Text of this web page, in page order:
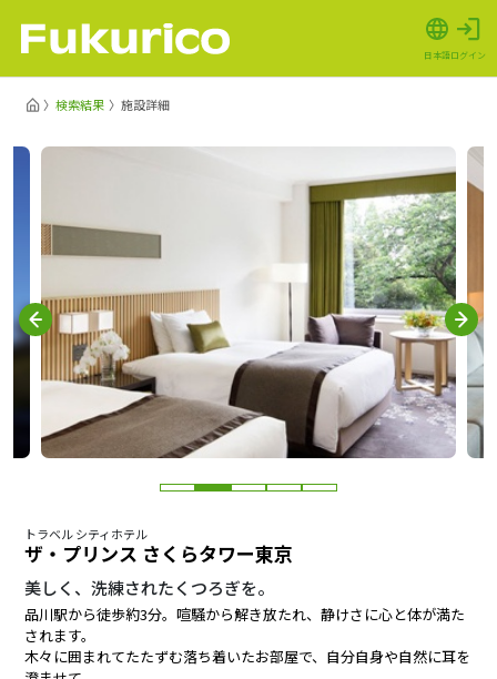
日本語ログイン
検索結果 施設詳細
トラベル シティホテル
ザ・プリンス さくらタワー東京
美しく、洗練されたくつろぎを。
品川駅から徒歩約3分。喧騒から解き放たれ、静けさに心と体が満た
されます。
木々に囲まれてたたずむ落ち着いたお部屋で、自分自身や自然に耳を